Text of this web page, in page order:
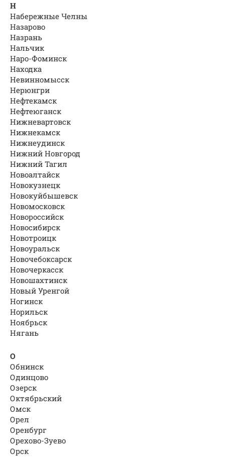
Н
Набережные Челны
Назарово
Назрань
Нальчик
Наро-Фоминск
Находка
Невинномысск
Нерюнгри
Нефтекамск
Нефтеюганск
Нижневартовск
Нижнекамск
Нижнеудинск
Нижний Новгород
Нижний Тагил
Новоалтайск
Новокузнецк
Новокуйбышевск
Новомосковск
Новороссийск
Новосибирск
Новотроицк
Новоуральск
Новочебоксарск
Новочеркасск
Новошахтинск
Новый Уренгой
Ногинск
Норильск
Ноябрьск
Нягань
О
Обнинск
Одинцово
Озерск
Октябрьский
Омск
Орел
Оренбург
Орехово-Зуево
Орск